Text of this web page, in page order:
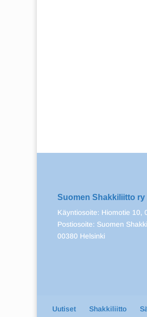
Suomen Shakkiliitto ry
Käyntiosoite: Hiomotie 10,
Postiosoite: Suomen
00380 Helsinki
Uutiset Shakkiliitto